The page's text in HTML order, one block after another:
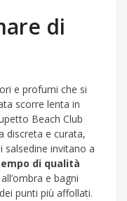
di
e profumi che si
scorre lenta in
Beach Club
discreta e curata,
salsedine invitano a
di qualità
e bagni
punti più affollati.